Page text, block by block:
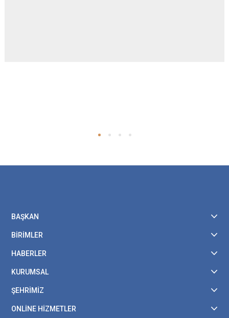
BAŞKAN
BİRİMLER
HABERLER
KURUMSAL
ŞEHRİMİZ
ONLİNE HİZMETLER